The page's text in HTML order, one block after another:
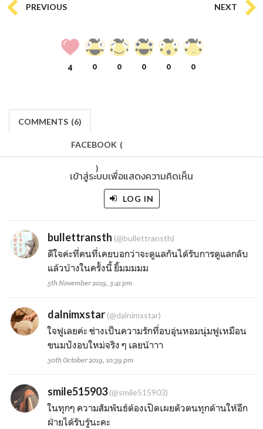
PREVIOUS NEXT
4 0 0 0 0 0
COMMENTS (6)
FACEBOOK (
)
เข้าสู่ระบบเพื่อแสดงความคิดเห็น
LOG IN
bullettransth (@bullettransth)
ดีใจค่ะที่คนที่เคยบอกว่าจะดูแลกันได้รับการดูแลกลับ
แล้วบ้างในครั้งนี้ ยิ้มมมมม
5th November 2019, 3:41 pm
dalnimxstar (@dalnimxstar)
ใจฟูเลยค่ะ ช่างเป็นความรักที่อบอุ่นหอมนุ่มฟูเหมือน
ขนมปังอบใหม่จริง ๆ เลยน้าาา
30th October 2019, 10:39 pm
smile515903(@smile515903)
ในทุกๆ ความสัมพันธ์ต้องเปิดเผยตัวตนทุกด้านให้อีก
ฝ่ายได้รับรู้นะคะ